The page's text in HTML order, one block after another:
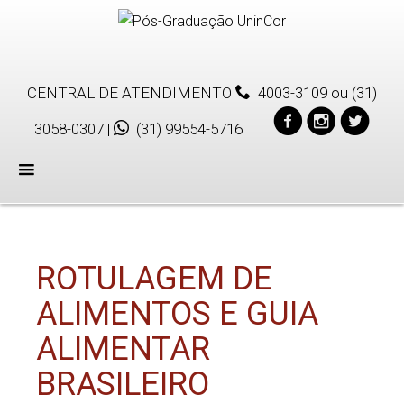
CENTRAL DE ATENDIMENTO 4003-3109 ou (31)
3058-0307 | (31) 99554-5716
Menu
ROTULAGEM DE
ALIMENTOS E GUIA
ALIMENTAR
BRASILEIRO